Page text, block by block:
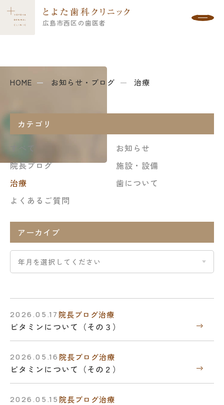
広島市西区の歯医者
HOME お知らせ・ブログ 治療
2026.05.17 院長ブログ治療
ビタミンについて（その３）
2026.05.16 院長ブログ治療
ビタミンについて（その２）
2026.05.15 院長ブログ治療
カテゴリ
すべて
お知らせ
院長ブログ
施設・設備
治療
歯について
よくあるご質問
アーカイブ